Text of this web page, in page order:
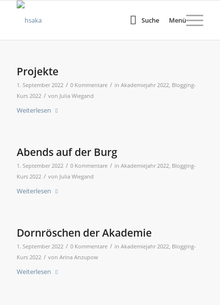
Suche Menü
Projekte
1. September 2022 / 0 Kommentare / in Akademiejahr 2022, Blogging-
Kurs 2022 / von Julia Wiegand
Weiterlesen
Abends auf der Burg
1. September 2022 / 0 Kommentare / in Akademiejahr 2022, Blogging-
Kurs 2022 / von Julia Wiegand
Weiterlesen
Dornröschen der Akademie
1. September 2022 / 0 Kommentare / in Akademiejahr 2022, Blogging-
Kurs 2022 / von Arina Anzupow
Weiterlesen